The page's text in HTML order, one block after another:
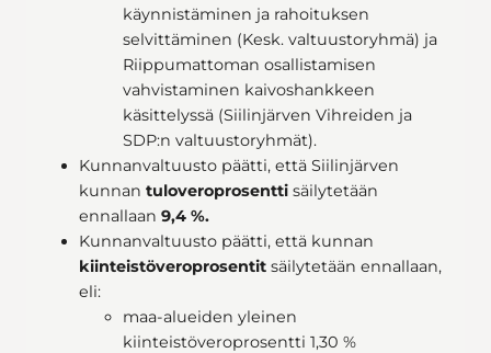
käynnistäminen ja rahoituksen
selvittäminen (Kesk. valtuustoryhmä) ja
Riippumattoman osallistamisen
vahvistaminen kaivoshankkeen
käsittelyssä (Siilinjärven Vihreiden ja
SDP:n valtuustoryhmät).
Kunnanvaltuusto päätti, että Siilinjärven
kunnan tuloveroprosentti säilytetään
ennallaan 9,4 %.
Kunnanvaltuusto päätti, että kunnan
kiinteistöveroprosentit säilytetään ennallaan,
eli:
maa-alueiden yleinen
kiinteistöveroprosentti 1,30 %